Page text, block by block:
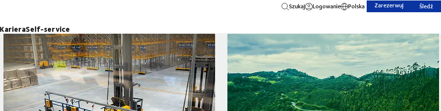
KarieraSelf-service
Szukaj Logowanie Polska Zarezerwuj Śledź